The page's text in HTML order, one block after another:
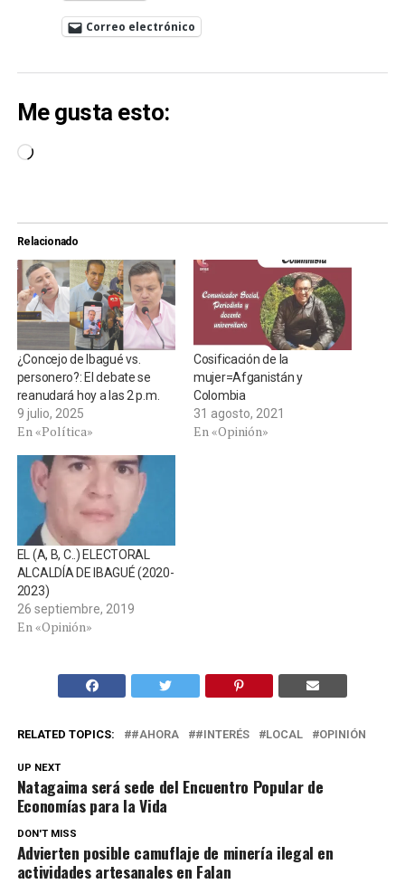
Correo electrónico
Me gusta esto:
Cargando...
Relacionado
¿Concejo de Ibagué vs.
personero?: El debate se
reanudará hoy a las 2 p.m.
9 julio, 2025
En «Política»
Cosificación de la
mujer=Afganistán y
Colombia
31 agosto, 2021
En «Opinión»
EL (A, B, C..) ELECTORAL
ALCALDÍA DE IBAGUÉ (2020-
2023)
26 septiembre, 2019
En «Opinión»
RELATED TOPICS: #AHORA #INTERÉS LOCAL OPINIÓN
UP NEXT
Natagaima será sede del Encuentro Popular de
Economías para la Vida
DON'T MISS
Advierten posible camuflaje de minería ilegal en
actividades artesanales en Falan